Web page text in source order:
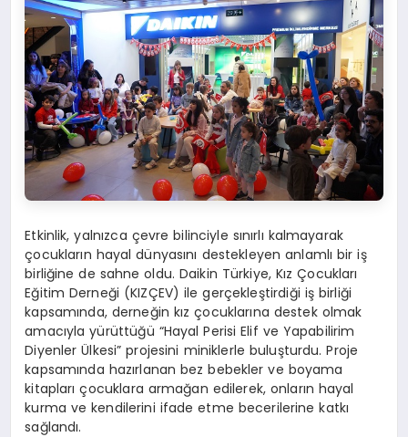
Etkinlik, yalnızca çevre bilinciyle sınırlı kalmayarak
çocukların hayal dünyasını destekleyen anlamlı bir iş
birliğine de sahne oldu. Daikin Türkiye, Kız Çocukları
Eğitim Derneği (KIZÇEV) ile gerçekleştirdiği iş birliği
kapsamında, derneğin kız çocuklarına destek olmak
amacıyla yürüttüğü “Hayal Perisi Elif ve Yapabilirim
Diyenler Ülkesi” projesini miniklerle buluşturdu. Proje
kapsamında hazırlanan bez bebekler ve boyama
kitapları çocuklara armağan edilerek, onların hayal
kurma ve kendilerini ifade etme becerilerine katkı
sağlandı.